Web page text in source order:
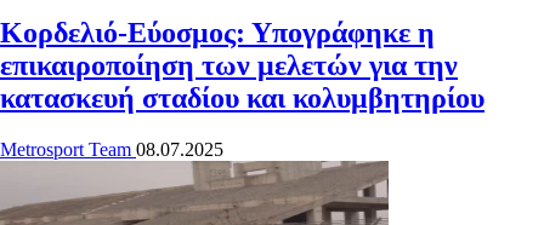
Κορδελιό-Εύοσμος: Υπογράφηκε η
επικαιροποίηση των μελετών για την
κατασκευή σταδίου και κολυμβητηρίου
Metrosport Team 08.07.2025